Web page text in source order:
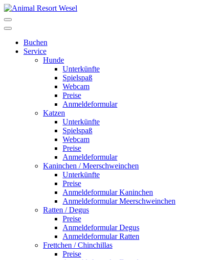
Buchen
Service
Hunde
Unterkünfte
Spielspaß
Webcam
Preise
Anmeldeformular
Katzen
Unterkünfte
Spielspaß
Webcam
Preise
Anmeldeformular
Kaninchen / Meerschweinchen
Unterkünfte
Preise
Anmeldeformular Kaninchen
Anmeldeformular Meerschweinchen
Ratten / Degus
Preise
Anmeldeformular Degus
Anmeldeformular Ratten
Frettchen / Chinchillas
Preise